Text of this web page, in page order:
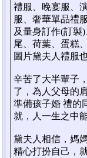
禮服、晚宴服、
服、奢華單品禮
及量身訂作(訂製
尾、荷葉、蛋糕
圖片黛夫人禮服
辛苦了大半輩子
了，為人父母的
準備孩子婚 禮的
就，人一生之中
黛夫人相信，媽
精心打扮自己，